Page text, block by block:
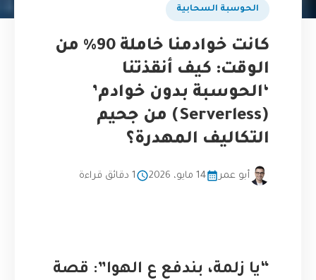
الحوسبة السحابية
كانت خوادمنا خاملة 90% من
الوقت: كيف أنقذتنا
‘الحوسبة بدون خوادم’
(Serverless) من جحيم
التكاليف المهدرة؟
أبو عمر 14 مايو، 2026 1 دقائق قراءة
“يا زلمة، بندفع ع الهوا”: قصة